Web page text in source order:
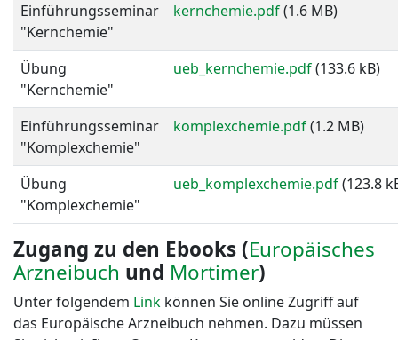
Einführungsseminar
"Kernchemie"
kernchemie.pdf(1.6 MB)
Übung
"Kernchemie"
ueb_kernchemie.pdf(133.6 kB)
Einführungsseminar
"Komplexchemie"
komplexchemie.pdf(1.2 MB)
Übung
"Komplexchemie"
ueb_komplexchemie.pdf(123.8
Zugang zu den Ebooks (Europäisches
Arzneibuch und Mortimer)
Unter folgendem Link können Sie online Zugriff auf
das Europäische Arzneibuch nehmen. Dazu müssen